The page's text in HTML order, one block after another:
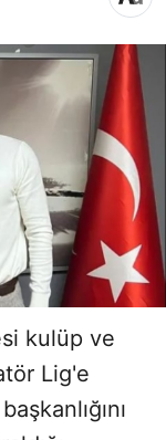
kulüp ve
Lig'e